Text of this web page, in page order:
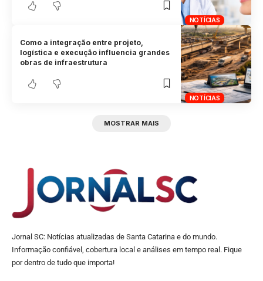
NOTÍCIAS
NOTÍCIAS
Como a integração entre projeto,
logística e execução influencia grandes
obras de infraestrutura
MOSTRAR MAIS
Jornal SC: Notícias atualizadas de Santa Catarina e do mundo.
Informação confiável, cobertura local e análises em tempo real. Fique
por dentro de tudo que importa!